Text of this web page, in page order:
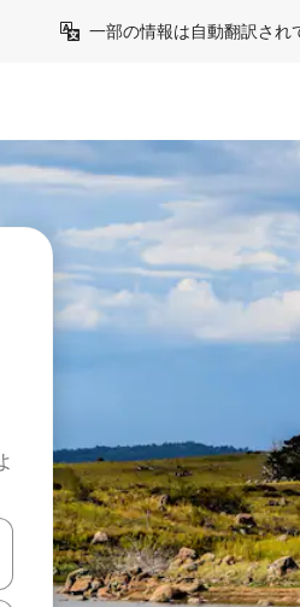
一部の情報は自動翻訳され
するか、画面をタッチまたはスワ